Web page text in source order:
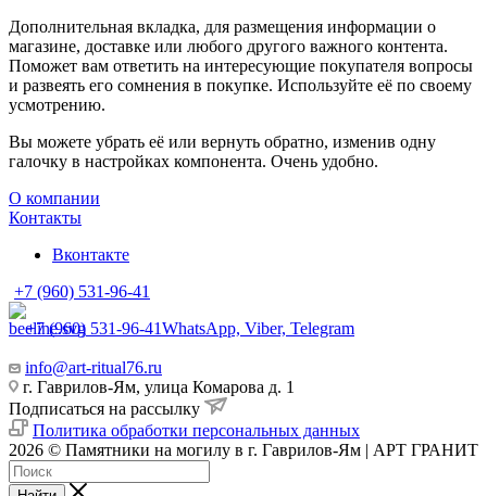
Дополнительная вкладка, для размещения информации о
магазине, доставке или любого другого важного контента.
Поможет вам ответить на интересующие покупателя вопросы
и развеять его сомнения в покупке. Используйте её по своему
усмотрению.
Вы можете убрать её или вернуть обратно, изменив одну
галочку в настройках компонента. Очень удобно.
О компании
Контакты
Вконтакте
+7 (960) 531-96-41
+7 (960) 531-96-41WhatsApp, Viber, Telegram
info@art-ritual76.ru
г. Гаврилов-Ям, улица Комарова д. 1
Подписаться на рассылку
Политика обработки персональных данных
2026 © Памятники на могилу в г. Гаврилов-Ям | АРТ ГРАНИТ